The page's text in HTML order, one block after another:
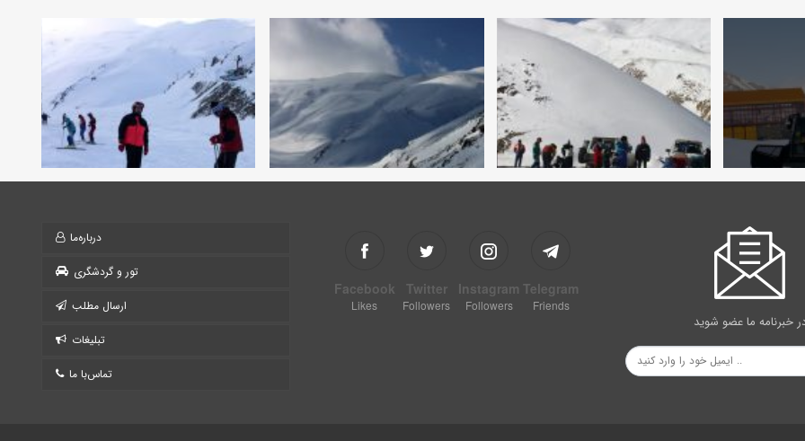
درباره‌ما
تور و گردشگری
ارسال مطلب
تبلیغات
تماس‌با ما
Facebook
Likes
Twitter
Followers
Instagram
Followers
Telegram
Friends
خبرنامه ما عضو شوید